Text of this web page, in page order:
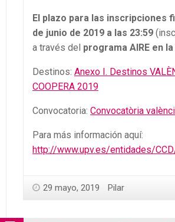
El plazo para las inscripciones
de junio de 2019 a las 23:59
a través del programa AIRE en
Destinos: Anexo I. Destinos
COOPERA 2019
Convocatoria: Convocatòria
Para más información aquí:
http://www.upv.es/entidades/
29 mayo, 2019 Pilar